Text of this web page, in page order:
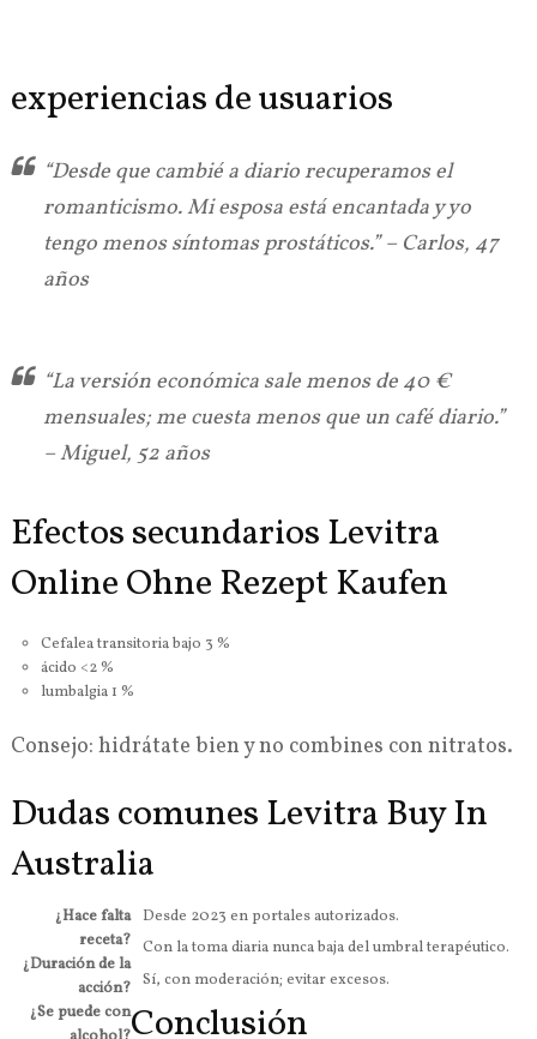
experiencias de usuarios
“Desde que cambié a diario recuperamos el
romanticismo. Mi esposa está encantada y yo
tengo menos síntomas prostáticos.” – Carlos, 47
años
“La versión económica sale menos de 40 €
mensuales; me cuesta menos que un café diario.”
– Miguel, 52 años
Efectos secundarios Levitra
Online Ohne Rezept Kaufen
Cefalea transitoria bajo 3 %
ácido <2 %
lumbalgia 1 %
Consejo: hidrátate bien y no combines con nitratos.
Dudas comunes Levitra Buy In
Australia
¿Hace falta
receta?
Desde 2023 en portales autorizados.
¿Duración de la
acción?
Con la toma diaria nunca baja del umbral terapéutico.
¿Se puede con
Sí, con moderación; evitar excesos.
Conclusión